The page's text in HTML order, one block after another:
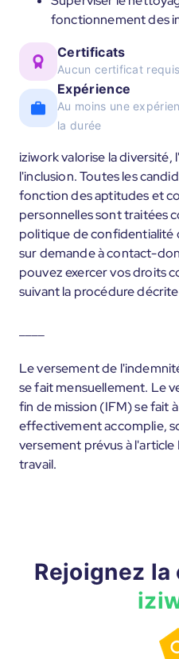
fonctionnement des
Certificats
Aucun certificat requis
Expérience
Au moins une
la durée
iziwork valorise la diversité,
l'inclusion. Toutes les
fonction des aptitudes et
personnelles sont traitées
politique de confidentialité
sur demande à contact-
pouvez exercer vos droits
suivant la procédure
Le versement de
se fait mensuellement. Le
fin de mission (IFM) se fait
effectivement accomplie,
versement prévus à
travail.
Rejoignez la